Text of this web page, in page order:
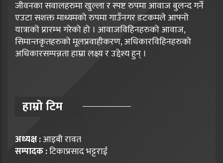
जीवनका सवालहरुमा खुल्ला र स्पष्ट रुपमा आवाज बुलन्द गर्ने
एउटा सशक्त माध्यमको रुपमा गाउँनगर डटकमले आफ्नो
यात्राको प्रारम्भ गरेको हो । आवाजविहिनहरुको आवाज,
सिमान्तकृतहरुको मूलप्रवाहीकरण, अधिकारविहिनहरुको
अधिकारसम्पन्नता हाम्रा लक्ष्य र उद्देश्य हुन् ।
हाम्राे टिम
अध्यक्ष :आइबी रावत
सम्पादक :टिकाप्रसाद भट्टराई